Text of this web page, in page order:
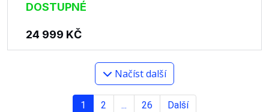
DOSTUPNÉ
24 999 KČ
Načíst další
1 2 ... 26 Další